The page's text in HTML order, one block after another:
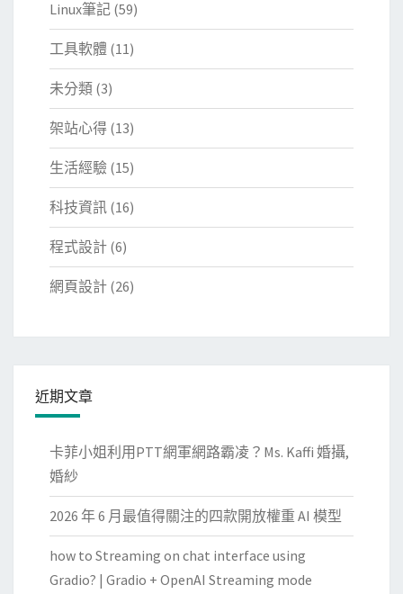
Linux筆記 (59)
工具軟體 (11)
未分類 (3)
架站心得 (13)
生活經驗 (15)
科技資訊 (16)
程式設計 (6)
網頁設計 (26)
近期文章
卡菲小姐利用PTT網軍網路霸凌？Ms. Kaffi 婚攝,
婚紗
2026 年 6 月最值得關注的四款開放權重 AI 模型
how to Streaming on chat interface using
Gradio? | Gradio + OpenAI Streaming mode